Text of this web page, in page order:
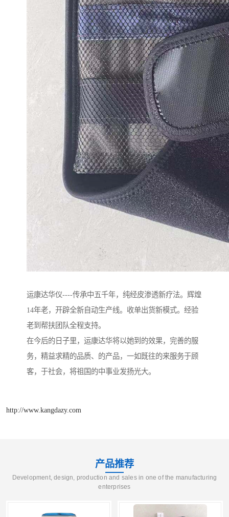
运康达华仪----传承中五千年，纯经皮渗透新疗法。辉煌
14年老，开辟全新自动生产线。收单出货新模式。经验
老到帮扶团队全程支持。
在今后的日子里，运康达华将以她到的效果，完善的服
务，精益求精的品质、的产品，一如既往的来服务于顾
客，于社会，将祖国的中事业发扬光大。
http://www.kangdazy.com
产品推荐
Development, design, production and sales in one of the manufacturing
enterprises